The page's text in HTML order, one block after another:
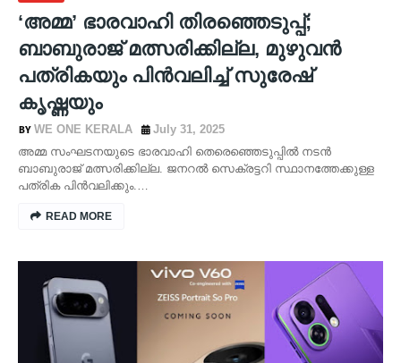
‘അമ്മ’ ഭാരവാഹി തിരഞ്ഞെടുപ്പ്;
ബാബുരാജ് മത്സരിക്കില്ല, മുഴുവൻ
പത്രികയും പിൻവലിച്ച് സുരേഷ്
കൃഷ്ണയും
WE ONE KERALA
July 31, 2025
അമ്മ സംഘടനയുടെ ഭാരവാഹി തെരെഞ്ഞെടുപ്പിൽ നടൻ
ബാബുരാജ് മത്സരിക്കില്ല. ജനറൽ സെക്രട്ടറി സ്ഥാനത്തേക്കുള്ള
പത്രിക പിൻവലിക്കും.…
READ MORE